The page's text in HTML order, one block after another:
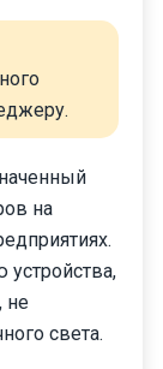
на
не
света.